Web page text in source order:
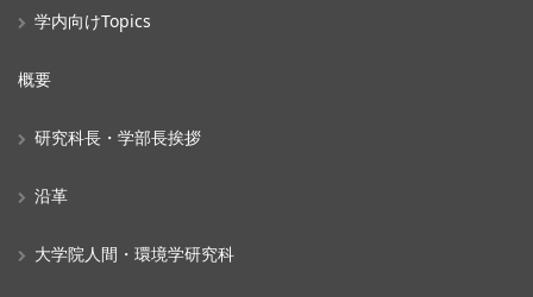
学内向けTopics
概要
研究科長・学部長挨拶
沿革
大学院人間・環境学研究科